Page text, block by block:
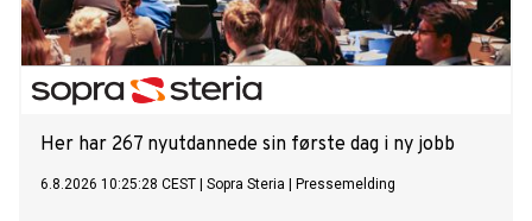
Her har 267 nyutdannede sin første dag i ny jobb
6.8.2026 10:25:28 CEST Sopra Steria Pressemelding